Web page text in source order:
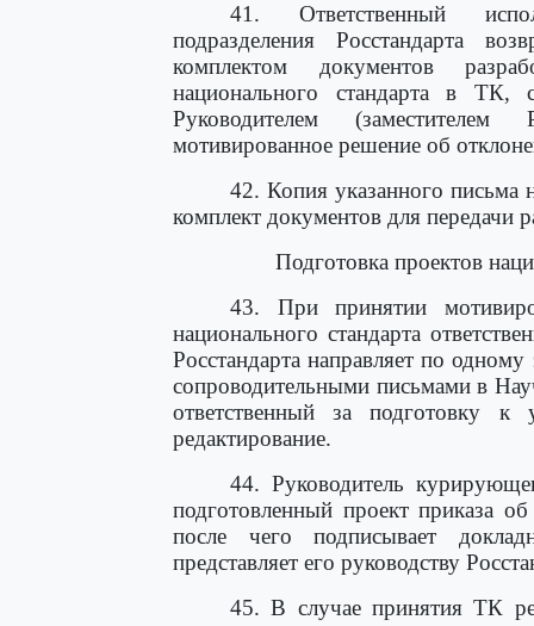
41. Ответственный
подразделения Росстандарта
комплектом документов
национального стандарта в ТК,
Руководителем (заместителем
мотивированное решение об
42. Копия указанного письма
комплект документов для передачи
Подготовка проектов
43. При принятии
национального стандарта
Росстандарта направляет по
сопроводительными письмами в
ответственный за подготовку
редактирование.
44. Руководитель
подготовленный проект приказа
после чего подписывает
представляет его руководству
45. В случае принятия ТК